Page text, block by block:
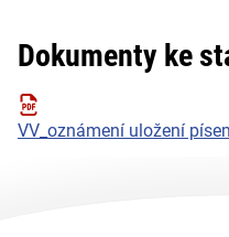
Dokumenty ke
VV_oznámení uložení